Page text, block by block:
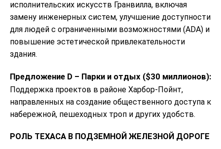
исполнительских искусств Гранвилла, включая
замену инженерных систем, улучшение доступности
для людей с ограниченными возможностями (ADA) и
повышение эстетической привлекательности
здания.
Предложение D – Парки и отдых ($30 миллионов):
Поддержка проектов в районе Харбор-Пойнт,
направленных на создание общественного доступа к
набережной, пешеходных троп и других удобств.
РОЛЬ ТЕХАСА В ПОДЗЕМНОЙ ЖЕЛЕЗНОЙ ДОРОГЕ